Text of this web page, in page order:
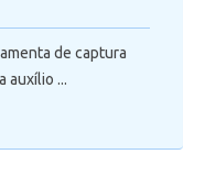
de captura
auxílio ...